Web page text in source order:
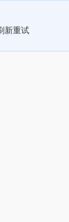
新重试